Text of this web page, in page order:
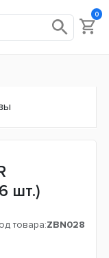
0
шт.)
товара:ZBN028